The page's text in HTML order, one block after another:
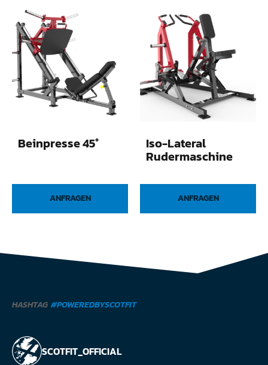
Beinpresse 45°
ANFRAGEN
Iso-Lateral
Rudermaschine
ANFRAGEN
HASHTAG #POWEREDBYSCOTFIT
SCOTFIT_OFFICIAL